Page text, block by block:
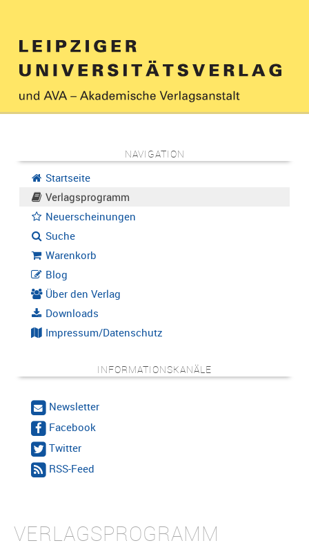
NAVIGATION
Startseite
Verlagsprogramm
Neuerscheinungen
Suche
Warenkorb
Blog
Über den Verlag
Downloads
Impressum/Datenschutz
INFORMATIONSKANÄLE
Newsletter
Facebook
Twitter
RSS-Feed
VERLAGSPROGRAMM